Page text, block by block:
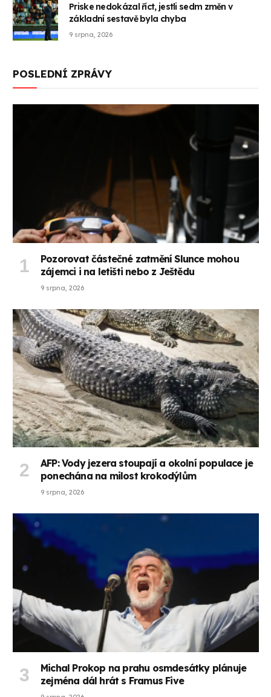
Priske nedokázal říct, jestli sedm změn v
základní sestavě byla chyba
9 srpna, 2026
POSLEDNÍ ZPRÁVY
Pozorovat částečné zatmění Slunce mohou
zájemci i na letišti nebo z Ještědu
9 srpna, 2026
AFP: Vody jezera stoupají a okolní populace je
ponechána na milost krokodýlům
9 srpna, 2026
Michal Prokop na prahu osmdesátky plánuje
zejména dál hrát s Framus Five